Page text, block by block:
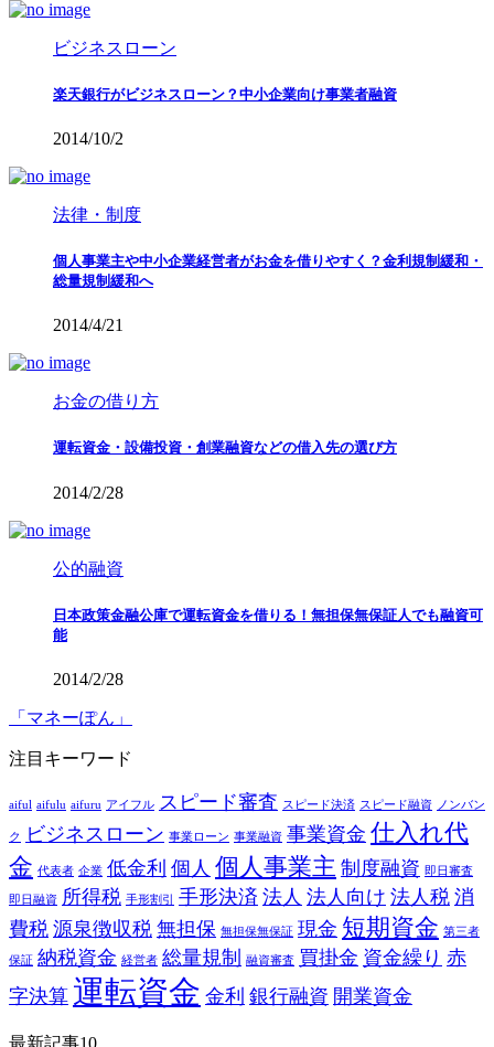
ビジネスローン
楽天銀行がビジネスローン？中小企業向け事業者融資
2014/10/2
法律・制度
個人事業主や中小企業経営者がお金を借りやすく？金利規制緩和・
総量規制緩和へ
2014/4/21
お金の借り方
運転資金・設備投資・創業融資などの借入先の選び方
2014/2/28
公的融資
日本政策金融公庫で運転資金を借りる！無担保無保証人でも融資可
能
2014/2/28
「マネーぽん」
注目キーワード
aiful aifulu aifuru アイフル スピード審査 スピード決済 スピード融資 ノンバン
ク ビジネスローン 事業ローン 事業融資 事業資金 仕入れ代
金 代表者 企業 低金利 個人 個人事業主 制度融資 即日審査
即日融資 所得税 手形割引 手形決済 法人 法人向け 法人税 消
費税 源泉徴収税 無担保 無担保無保証 現金 短期資金 第三者
保証 納税資金 経営者 総量規制 融資審査 買掛金 資金繰り 赤
字決算 運転資金 金利 銀行融資 開業資金
最新記事10